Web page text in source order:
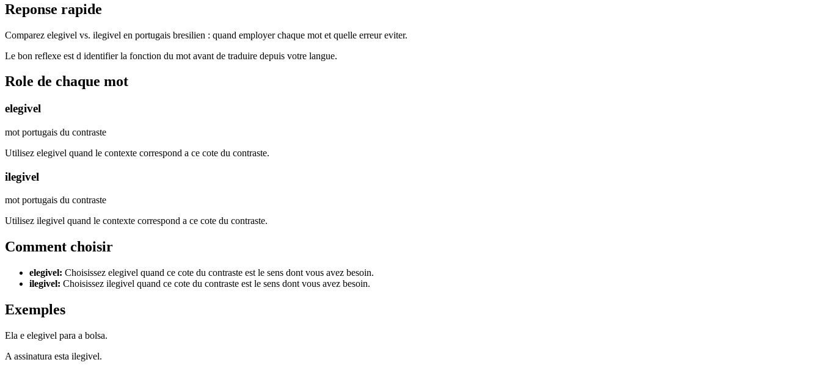
Reponse rapide
Comparez elegivel vs. ilegivel en portugais bresilien : quand employer chaque mot et quelle erreur eviter.
Le bon reflexe est d identifier la fonction du mot avant de traduire depuis votre langue.
Role de chaque mot
elegivel
mot portugais du contraste
Utilisez elegivel quand le contexte correspond a ce cote du contraste.
ilegivel
mot portugais du contraste
Utilisez ilegivel quand le contexte correspond a ce cote du contraste.
Comment choisir
elegivel: Choisissez elegivel quand ce cote du contraste est le sens dont vous avez besoin.
ilegivel: Choisissez ilegivel quand ce cote du contraste est le sens dont vous avez besoin.
Exemples
Ela e elegivel para a bolsa.
A assinatura esta ilegivel.